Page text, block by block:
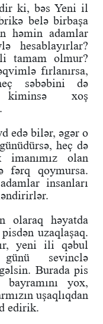
ki, bəs Yeni il
belə birbaşa
həmin adamlar
hesablayırlar?
tamam olmur?
fırlanırsa,
səbəbini də
kiminsə xoş
edə bilər, əgər o
heç də
olan
fərq qoymursa.
insanları
olaraq həyatda
uzaqlaşaq.
yeni ili qəbul
sevinclə
Burada pis
yox,
uşaqlıqdan
edirik.